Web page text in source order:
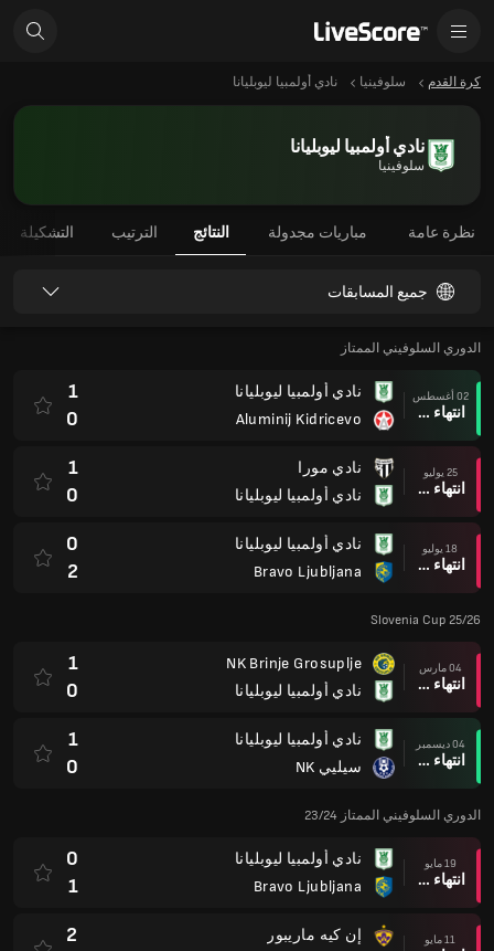
كرة القدم سلوفينيا نادي أولمبيا ليوبليانا
نادي أولمبيا ليوبليانا
سلوفينيا
نظرة عامة مباريات مجدولة النتائج الترتيب التشكيلة
جميع المسابقات
الدوري السلوفيني الممتاز
02 أغسطس
انتهاء وقت المباراة
نادي أولمبيا ليوبليانا
Aluminij Kidricevo
1
0
25 يوليو
انتهاء وقت المباراة
نادي مورا
نادي أولمبيا ليوبليانا
1
0
18 يوليو
انتهاء وقت المباراة
نادي أولمبيا ليوبليانا
Bravo Ljubljana
0
2
Slovenia Cup 25/26
04 مارس
انتهاء وقت المباراة
NK Brinje Grosuplje
نادي أولمبيا ليوبليانا
1
0
04 ديسمبر
انتهاء وقت المباراة
نادي أولمبيا ليوبليانا
سيليي NK
1
0
الدوري السلوفيني الممتاز 23/24
19 مايو
انتهاء وقت المباراة
نادي أولمبيا ليوبليانا
Bravo Ljubljana
0
1
11 مايو
إن كيه ماريبور
2